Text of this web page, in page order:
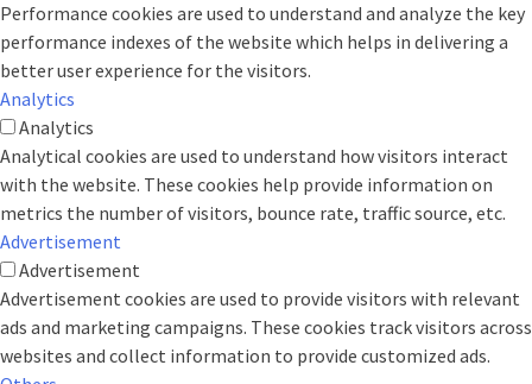
Performance cookies are used to understand and analyze the key
performance indexes of the website which helps in delivering a
better user experience for the visitors.
Analytics
Analytics
Analytical cookies are used to understand how visitors interact
with the website. These cookies help provide information on
metrics the number of visitors, bounce rate, traffic source, etc.
Advertisement
Advertisement
Advertisement cookies are used to provide visitors with relevant
ads and marketing campaigns. These cookies track visitors across
websites and collect information to provide customized ads.